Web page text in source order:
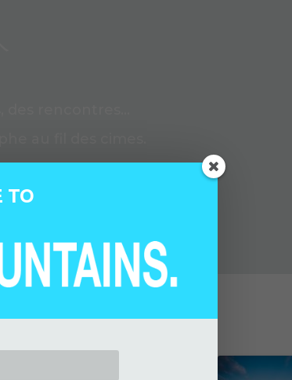
...
TO